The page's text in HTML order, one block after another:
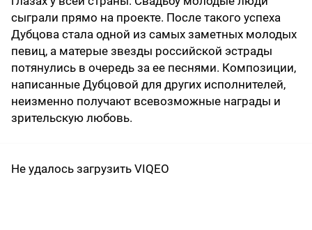
сыграли прямо на проекте. После такого успеха
Дубцова стала одной из самых заметных молодых
певиц, а матерые звезды российской эстрады
потянулись в очередь за ее песнями. Композиции,
написанные Дубцовой для других исполнителей,
неизменно получают всевозможные награды и
зрительскую любовь.
Не удалось загрузить VIQEO